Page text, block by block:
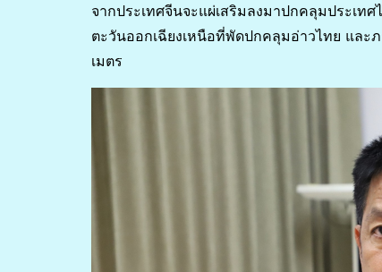
จากประเทศจีนจะแผ่เสริมลงมาปกคลุมประเ
ตะวันออกเฉียงเหนือที่พัดปกคลุมอ่าวไทย แล
เมตร